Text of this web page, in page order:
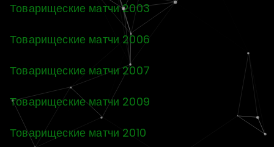
Товарищеские матчи 2003
Товарищеские матчи 2006
Товарищеские матчи 2007
Товарищеские матчи 2009
Товарищеские матчи 2010